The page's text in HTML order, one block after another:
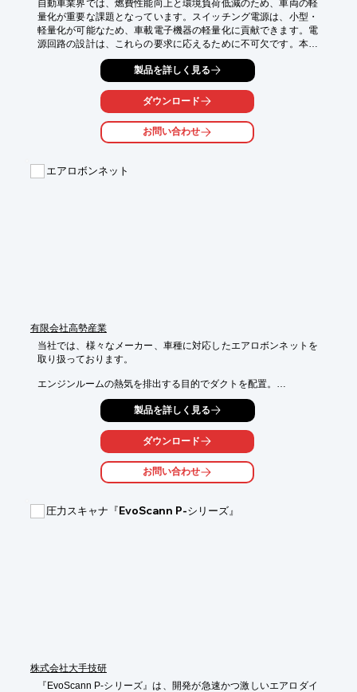
自動車業界では、燃費性能向上と環境負荷低減のため、車両の軽
量化が重要な課題となっています。スイッチング電源は、小型・
軽量化が可能なため、車載電子機器の軽量化に貢献できます。電
源回路の設計は、これらの要求に応えるために不可欠です。本ハ
ンドブックは、電源回路設計の基礎を解説し、自動車の軽量化に
貢献するスイッチング電源の設計をサポートします。
【活用シーン】
・車載電子機器の電源設計
・軽量化を目的とした電源設計
・高効率・小型化が求められる電源設計
・車載電子機器の軽量化による燃費向上
製品を詳しく見る
ダウンロード
お問い合わせ
エアロボンネット
有限会社高勢産業
当社では、様々なメーカー、車種に対応したエアロボンネットを
取り扱っております。
エンジンルームの熱気を排出する目的でダクトを配置。
ダクトの周りには傾斜をつけて空気を吸い出す効果を高めていま
また、スタイリッシュなデザインには、ドレスアップ効果があ
特にカーボン製品は、表面がバフ仕上げなので、
ご満足いただける品質であると自負しております。
■熱気を逃がすエアダクト
製品を詳しく見る
ダウンロード
お問い合わせ
圧力スキャナ『EvoScann P-シリーズ』
株式会社大手技研
『EvoScann P-シリーズ』は、開発が急速かつ激しいエアロダイ